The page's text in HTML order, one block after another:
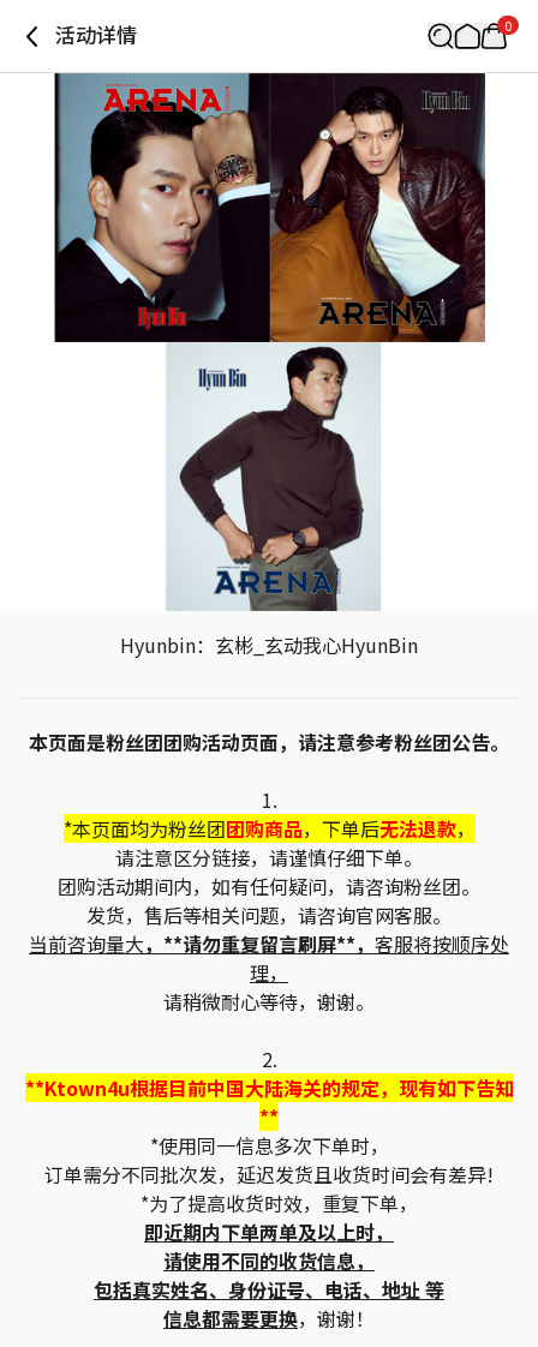
活动详情 0
Hyunbin：玄彬_玄动我心HyunBin
本页面是粉丝团团购活动页面，请注意参考粉丝团公告。
1.
*本页面均为粉丝团团购商品，下单后无法退款，
请注意区分链接，请谨慎仔细下单。
团购活动期间内，如有任何疑问，请咨询粉丝团。
发货，售后等相关问题，请咨询官网客服。
当前咨询量大，**请勿重复留言刷屏**， 客服将按顺序处
理，
请稍微耐心等待，谢谢。
2.
**Ktown4u根据目前中国大陆海关的规定，现有如下告知
**
*使用同一信息多次下单时，
订单需分不同批次发，延迟发货且收货时间会有差异!
*为了提高收货时效，重复下单，
即近期内下单两单及以上时，
请使用不同的收货信息，
包括真实姓名、身份证号、电话、地址 等
信息都需要更换，谢谢！